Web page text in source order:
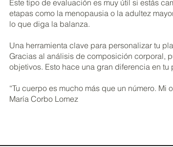
Este tipo de evaluación es muy útil si estás
etapas como la menopausia o la adultez
lo que diga la balanza.
Una herramienta clave para personalizar tu
Gracias al análisis de composición corporal,
objetivos. Esto hace una gran diferencia en
“Tu cuerpo es mucho más que un número.
María Corbo Lomez